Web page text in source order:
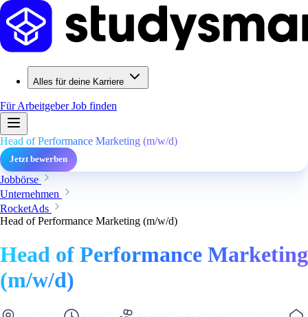
Alles für deine Karriere
Für ArbeitgeberJob finden
Head of Performance Marketing (m/w/d)
Jetzt bewerben
Jobbörse
Unternehmen
RocketAds
Head of Performance Marketing (m/w/d)
Head of Performance Marketing
(m/w/d)